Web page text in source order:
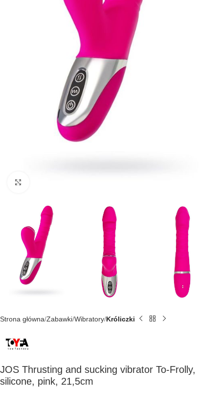
Strona główna Zabawki Wibratory Króliczki
JOS Thrusting and sucking vibrator To-Frolly,
silicone, pink, 21,5cm